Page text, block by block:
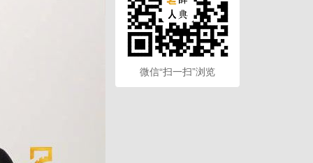
微信“扫一扫”浏览